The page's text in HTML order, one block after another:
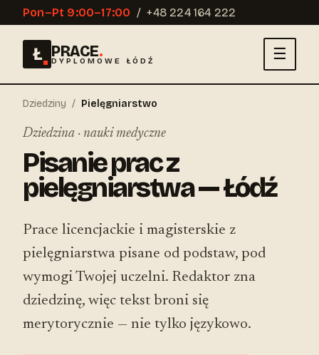
Pon–Pt 9:00–17:00 /+48 224 164 222
Ł PRACE.
DYPLOMOWE ŁÓDŹ ☰
Dziedziny / Pielęgniarstwo
Dziedzina · nauki medyczne
Pisanie prac z
pielęgniarstwa — Łódź
Prace licencjackie i magisterskie z
pielęgniarstwa pisane od podstaw, pod
wymogi Twojej uczelni. Redaktor zna
dziedzinę, więc tekst broni się
merytorycznie — nie tylko językowo.